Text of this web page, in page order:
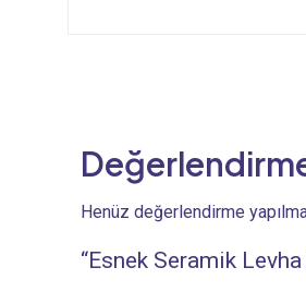
Henüz değerlendirme
“Esnek Seramik